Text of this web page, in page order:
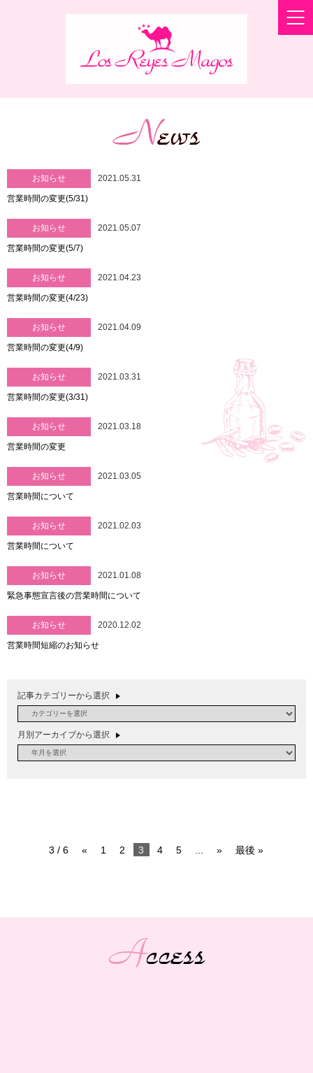
お知らせ 2021.05.31
営業時間の変更(5/31)
お知らせ 2021.05.07
営業時間の変更(5/7)
お知らせ 2021.04.23
営業時間の変更(4/23)
お知らせ 2021.04.09
営業時間の変更(4/9)
お知らせ 2021.03.31
営業時間の変更(3/31)
お知らせ 2021.03.18
営業時間の変更
お知らせ 2021.03.05
営業時間について
お知らせ 2021.02.03
営業時間について
お知らせ 2021.01.08
緊急事態宣言後の営業時間について
お知らせ 2020.12.02
営業時間短縮のお知らせ
記事カテゴリーから選択
月別アーカイブから選択
3 / 6 « 1 2 3 4 5 » 最後 »